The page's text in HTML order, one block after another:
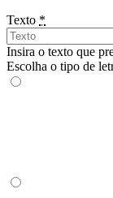
Texto *
Insira o texto que
Escolha o tipo de